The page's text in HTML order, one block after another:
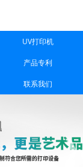
UV打印机
产品专利
联系我们